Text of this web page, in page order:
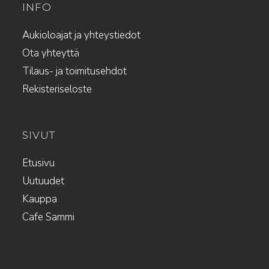
INFO
Aukioloajat ja yhteystiedot
Ota yhteyttä
Tilaus- ja toimitusehdot
Rekisteriseloste
SIVUT
Etusivu
Uutuudet
Kauppa
Cafe Sammi